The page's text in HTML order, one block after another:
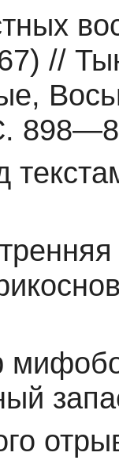
//